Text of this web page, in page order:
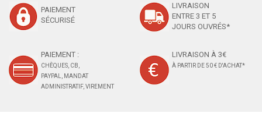
PAIEMENT
SÉCURISÉ
LIVRAISON
ENTRE 3 ET 5
JOURS OUVRÉS*
PAIEMENT :
CHÈQUES, CB,
PAYPAL, MANDAT
ADMINISTRATIF, VIREMENT
LIVRAISON À 3€
À PARTIR DE 50 € D'ACHAT*